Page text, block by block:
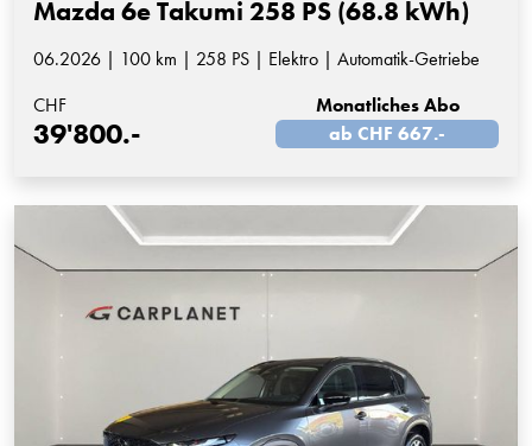
Mazda 6e Takumi 258 PS (68.8 kWh)
06.2026 | 100 km | 258 PS | Elektro | Automatik-Getriebe
CHF
39'800.-
Monatliches Abo
ab CHF 667.-